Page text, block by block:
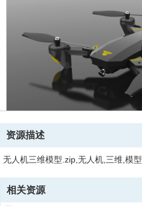
资源描述
无人机三维模型.zip,无人机,三维,模型
相关资源